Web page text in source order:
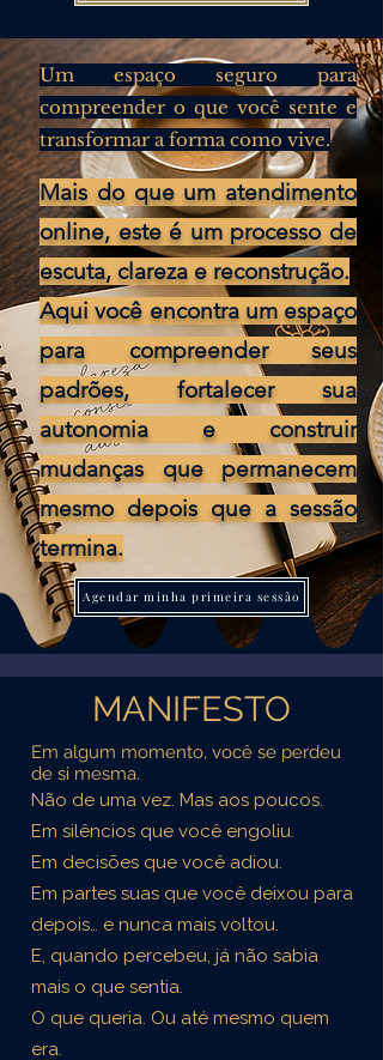
Um espaço seguro para
compreender o que você sente e
transformar a forma como vive.
Mais do que um atendimento
online, este é um processo de
escuta, clareza e reconstrução.
Aqui você encontra um espaço
para compreender seus
padrões, fortalecer sua
autonomia e construir
mudanças que permanecem
mesmo depois que a sessão
termina.
Agendar minha primeira sessão
MANIFESTO
Em algum momento, você se perdeu
de si mesma.
Não de uma vez. Mas aos poucos.
Em silêncios que você engoliu.
Em decisões que você adiou.
Em partes suas que você deixou para
depois… e nunca mais voltou.
E, quando percebeu, já não sabia
mais o que sentia.
O que queria. Ou até mesmo quem
era.